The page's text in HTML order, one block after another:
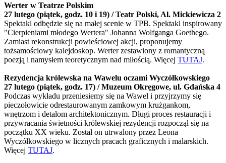
Werter w Teatrze Polskim
27 lutego (piątek, godz. 10 i 19) / Teatr Polski, Al. Mickiewicza 2
Spektakl odbędzie się na małej scenie w TPB. Spektakl inspirowany
"Cierpieniami młodego Wertera" Johanna Wolfganga Goethego.
Zamiast rekonstrukcji powieściowej akcji, proponujemy
tożsamościowy kalejdoskop. Werter zestawiony z romantyczną
poezją i namysłem teoretycznym nad miłością. Więcej TUTAJ.
Rezydencja królewska na Wawelu oczami Wyczółkowskiego
27 lutego (piątek, godz. 17) / Muzeum Okręgowe, ul. Gdańska 4
Podczas wykładu przeniesiemy się na Wawel i przyjrzymy się
pieczołowicie odrestaurowanym zamkowym krużgankom,
wnętrzom i detalom architektonicznym. Długi proces restauracji i
przywracania świetności królewskiej rezydencji rozpoczął się na
początku XX wieku. Został on utrwalony przez Leona
Wyczółkowskiego w licznych pracach graficznych i malarskich.
Więcej TUTAJ.